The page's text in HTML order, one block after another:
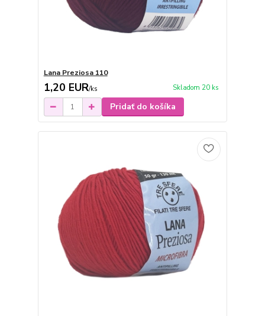
Lana Preziosa 110
1,20 EUR/ks Skladom 20 ks
Pridať do košíka